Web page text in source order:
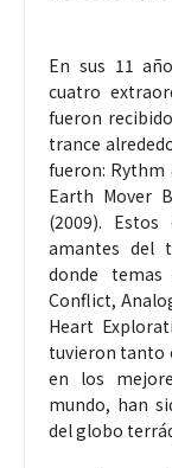
En sus 11
cuatro
fueron
trance
fueron: Rythm
Earth Mover
(2009).
amantes del
donde
Conflict,
Heart
tuvieron tanto
en los
mundo, han
del globo